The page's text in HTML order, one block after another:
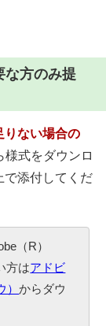
な方のみ提
りない場合の
様式をダウンロ
で添付してくだ
（R）
方はアドビ
）からダウ